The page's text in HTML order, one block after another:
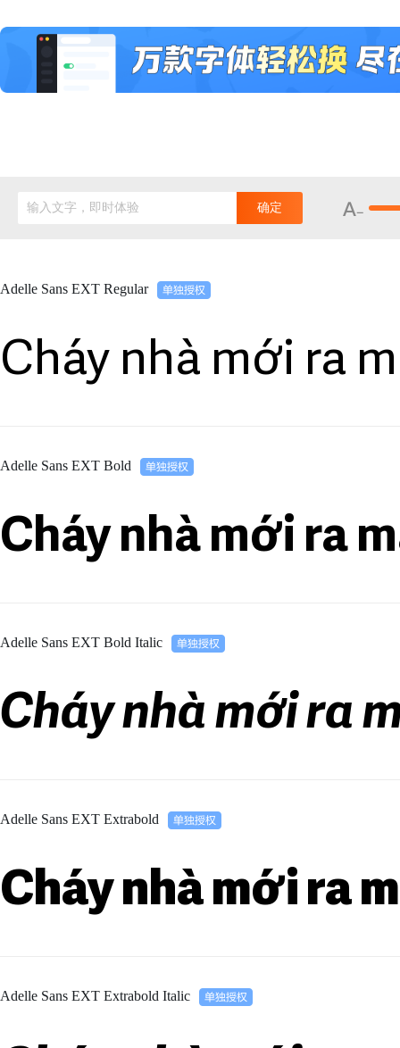
输入文字，即时体验 确定
Adelle Sans EXT Regular
Cháy nhà mới ra
Adelle Sans EXT Bold
Cháy nhà mới ra
Adelle Sans EXT Bold Italic
Cháy nhà mới ra
Adelle Sans EXT Extrabold
Cháy nhà mới ra
Adelle Sans EXT Extrabold Italic